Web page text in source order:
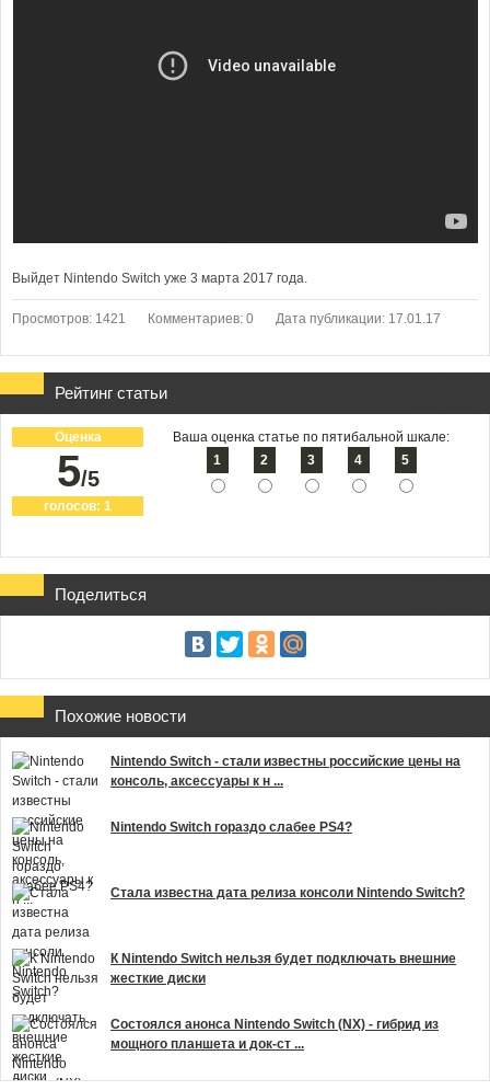
Выйдет Nintendo Switch уже 3 марта 2017 года.
Просмотров: 1421 Комментариев: 0 Дата публикации: 17.01.17
Рейтинг статьи
Оценка
5/5
голосов: 1
Ваша оценка статье по пятибальной шкале:
1
2 3 4 5
Поделиться
Похожие новости
Nintendo Switch - стали известны российские цены на
консоль, аксессуары к н ...
Nintendo Switch гораздо слабее PS4?
Стала известна дата релиза консоли Nintendo Switch?
К Nintendo Switch нельзя будет подключать внешние
жесткие диски
Состоялся анонса Nintendo Switch (NX) - гибрид из
мощного планшета и док-ст ...